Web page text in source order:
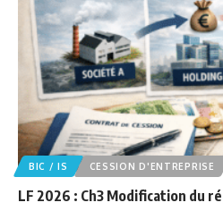
BIC / IS CESSION D'ENTREPRISE
LF 2026 : Ch3 Modification du